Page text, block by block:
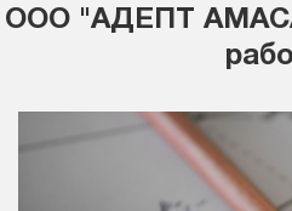
ООО "АДЕПТ